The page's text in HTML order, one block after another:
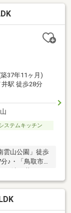
徒歩3分の生活
ォーム計画を
37年11ヶ月)
井駅 徒歩28分
ステムキッチン
山公園」徒歩
♪・「鳥取市立
通りが少ないで
・対面式キッチ
ます
お問い合わ